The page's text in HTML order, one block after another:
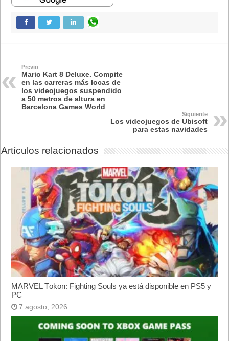
Previo
Mario Kart 8 Deluxe. Compite
en las carreras más locas de
los videojuegos suspendido
a 50 metros de altura en
Barcelona Games World
Siguiente
Los videojuegos de Ubisoft
para estas navidades
Artículos relacionados
MARVEL Tōkon: Fighting Souls ya está disponible en PS5 y
PC
7 agosto, 2026